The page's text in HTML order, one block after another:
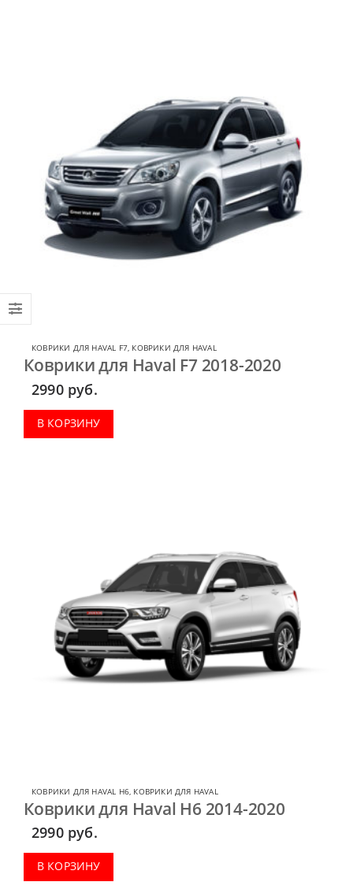
КОВРИКИ ДЛЯ HAVAL F7, КОВРИКИ ДЛЯ HAVAL
Коврики для Haval F7 2018-2020
2990 руб.
В КОРЗИНУ
КОВРИКИ ДЛЯ HAVAL H6 КОВРИКИ ДЛЯ HAVAL
Коврики для Haval H6 2014-2020
2990 руб.
В КОРЗИНУ